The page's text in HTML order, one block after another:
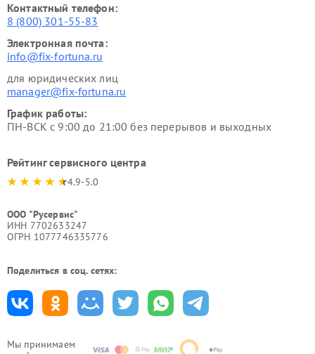
Мы принимаем
Контактный телефон:
8 (800) 301-55-83
Электронная почта:
info@fix-fortuna.ru
для юридических лиц
manager@fix-fortuna.ru
График работы:
ПН-ВСК с 9:00 до 21:00 без перерывов и выходных
Рейтинг сервисного центра
4.9-5.0
ООО "Русервис"
ИНН 7702633247
ОГРН 1077746335776
Поделиться в соц. сетях: